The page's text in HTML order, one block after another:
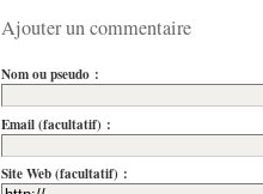
Ajouter un commentaire
Nom ou pseudo :
Email (facultatif) :
Site Web (facultatif) :